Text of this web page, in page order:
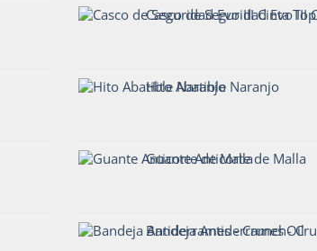
Casco de Seguridad Evo III Cinta Top -
Hito Abatible Naranjo
Guante Anticorte de Malla
Bandeja Antiderrames -